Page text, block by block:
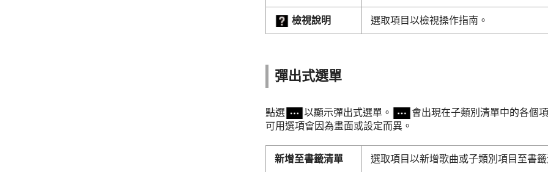
檢視說明 選取項目以檢視操作指南。
彈出式選單
點選 以顯示彈出式選單。
會出現在子類別清單中的各個
可用選項會因為畫面或設定而異。
新增至書籤清單 選取項目以新增歌曲或子類別項目至書籤